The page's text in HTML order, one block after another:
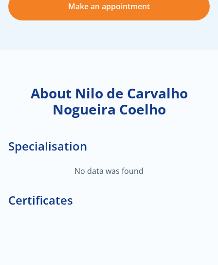
Make an appointment
About Nilo de Carvalho
Nogueira Coelho
Specialisation
No data was found
Certificates